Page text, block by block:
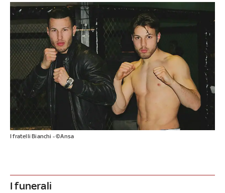
I fratelli Bianchi - ©Ansa
I funerali